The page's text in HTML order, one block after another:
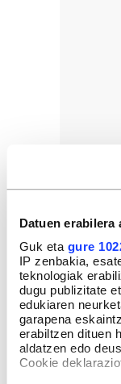
Datuen erabilera
Guk eta gure
IP zenbakia,
teknologiak
dugu publizitate
edukiaren
garapena
erabiltzen dituen
aldatzen edo
Cookie